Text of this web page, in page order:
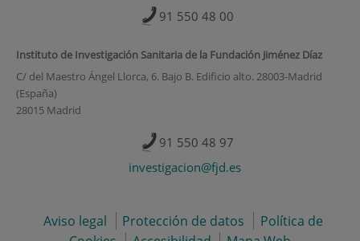
91 550 48 00
Instituto de Investigación Sanitaria de la Fundación Jiménez Díaz
C/ del Maestro Ángel Llorca, 6. Bajo B. Edificio alto. 28003-Madrid
(España)
28015 Madrid
91 550 48 97
investigacion@fjd.es
Aviso legal Protección de datos
Política de